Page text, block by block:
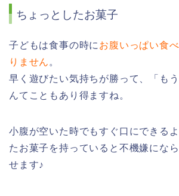
ちょっとしたお菓子
子どもは食事の時に お腹いっぱい食
りません 。
早く遊びたい気持ちが勝って、「も
んてこともあり得ますね。
小腹が空いた時でもすぐ口にできる
たお菓子を持っていると不機嫌にな
せます♪